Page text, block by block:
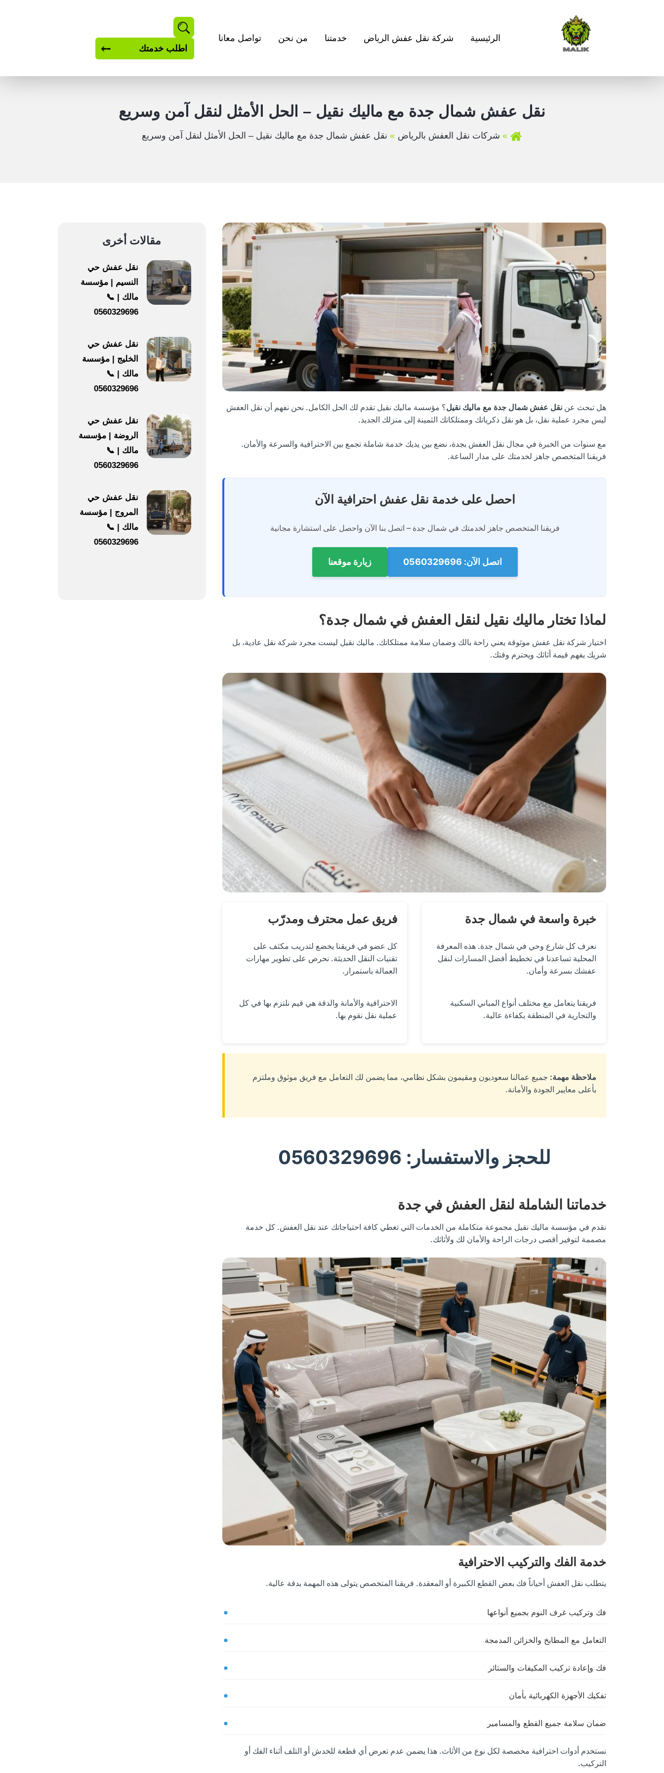
الرئيسية شركة نقل عفش الرياض خدمتنا من نحن تواصل معانا
اطلب خدمتك
نقل عفش شمال جدة مع ماليك نقيل – الحل الأمثل لنقل آمن وسريع
شركات نقل العفش بالرياض نقل عفش شمال جدة مع ماليك نقيل – الحل الأمثل لنقل آمن وسريع
هل تبحث عن نقل عفش شمال جدة مع ماليك نقيل؟ مؤسسة ماليك نقيل تقدم لك الحل الكامل. نحن نفهم أن نقل العفش
ليس مجرد عملية نقل، بل هو نقل ذكرياتك وممتلكاتك الثمينة إلى منزلك الجديد.
مع سنوات من الخبرة في مجال نقل العفش بجدة، نضع بين يديك خدمة شاملة تجمع بين الاحترافية والسرعة والأمان.
فريقنا المتخصص جاهز لخدمتك على مدار الساعة.
احصل على خدمة نقل عفش احترافية الآن
فريقنا المتخصص جاهز لخدمتك في شمال جدة – اتصل بنا الآن واحصل على استشارة مجانية
اتصل الآن: 0560329696 زيارة موقعنا
لماذا تختار ماليك نقيل لنقل العفش في شمال جدة؟
اختيار شركة نقل عفش موثوقة يعني راحة بالك وضمان سلامة ممتلكاتك. ماليك نقيل ليست مجرد شركة نقل عادية، بل
شريك يفهم قيمة أثاثك ويحترم وقتك.
خبرة واسعة في شمال جدة
نعرف كل شارع وحي في شمال جدة. هذه المعرفة
المحلية تساعدنا في تخطيط أفضل المسارات لنقل
عفشك بسرعة وأمان.
فريقنا يتعامل مع مختلف أنواع المباني السكنية
والتجارية في المنطقة بكفاءة عالية.
فريق عمل محترف ومدرّب
كل عضو في فريقنا يخضع لتدريب مكثف على
تقنيات النقل الحديثة. نحرص على تطوير مهارات
العمالة باستمرار.
الاحترافية والأمانة والدقة هي قيم نلتزم بها في كل
عملية نقل نقوم بها.
ملاحظة مهمة: جميع عمالنا سعوديون ومقيمون بشكل نظامي، مما يضمن لك التعامل مع فريق موثوق وملتزم
بأعلى معايير الجودة والأمانة.
للحجز والاستفسار: 0560329696
خدماتنا الشاملة لنقل العفش في جدة
نقدم في مؤسسة ماليك نقيل مجموعة متكاملة من الخدمات التي تغطي كافة احتياجاتك عند نقل العفش. كل خدمة
مصممة لتوفير أقصى درجات الراحة والأمان لك ولأثاثك.
خدمة الفك والتركيب الاحترافية
يتطلب نقل العفش أحياناً فك بعض القطع الكبيرة أو المعقدة. فريقنا المتخصص يتولى هذه المهمة بدقة عالية.
فك وتركيب غرف النوم بجميع أنواعها
التعامل مع المطابخ والخزائن المدمجة
فك وإعادة تركيب المكيفات والستائر
تفكيك الأجهزة الكهربائية بأمان
ضمان سلامة جميع القطع والمسامير
نستخدم أدوات احترافية مخصصة لكل نوع من الأثاث. هذا يضمن عدم تعرض أي قطعة للخدش أو التلف أثناء الفك أو
التركيب.
مقالات أخرى
نقل عفش حي
النسيم | مؤسسة
مالك | 📞
0560329696
نقل عفش حي
الخليج | مؤسسة
مالك | 📞
0560329696
نقل عفش حي
الروضة | مؤسسة
مالك | 📞
0560329696
نقل عفش حي
المروج | مؤسسة
مالك | 📞
0560329696